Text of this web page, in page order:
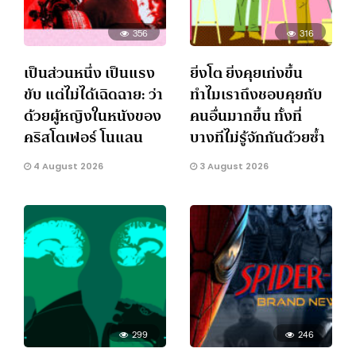
356
เป็นส่วนหนึ่ง เป็นแรง
ขับ แต่ไม่ได้เฉิดฉาย: ว่า
ด้วยผู้หญิงในหนังของ
คริสโตเฟอร์ โนแลน
4 August 2026
316
ยิ่งโต ยิ่งคุยเก่งขึ้น
ทำไมเราถึงชอบคุยกับ
คนอื่นมากขึ้น ทั้งที่
บางทีไม่รู้จักกันด้วยซ้ำ
3 August 2026
299 246